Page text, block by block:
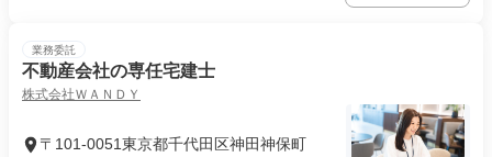
業務委託
不動産会社の専任宅建士
株式会社ＷＡＮＤＹ
〒101-0051東京都千代田区神田神保町